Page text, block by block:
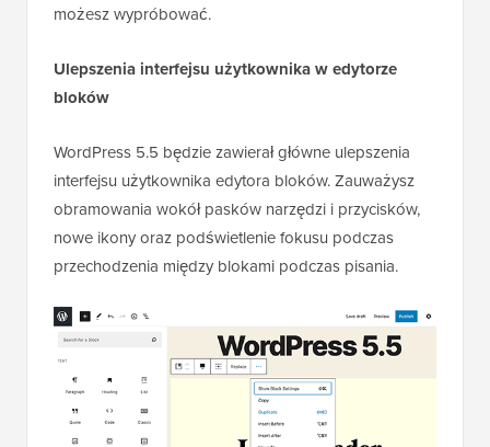
możesz wypróbować.
Ulepszenia interfejsu użytkownika w edytorze
bloków
WordPress 5.5 będzie zawierał główne ulepszenia
interfejsu użytkownika edytora bloków. Zauważysz
obramowania wokół pasków narzędzi i przycisków,
nowe ikony oraz podświetlenie fokusu podczas
przechodzenia między blokami podczas pisania.